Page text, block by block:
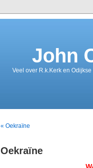
John
Veel over R.k.Kerk en
« Oekraïne
Oekraïne